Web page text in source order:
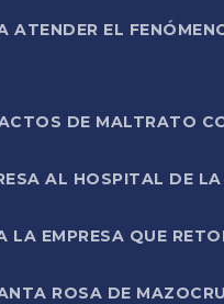
ATENDER EL
DE MALTRATO
AL HOSPITAL DE
LA EMPRESA QUE
ROSA DE